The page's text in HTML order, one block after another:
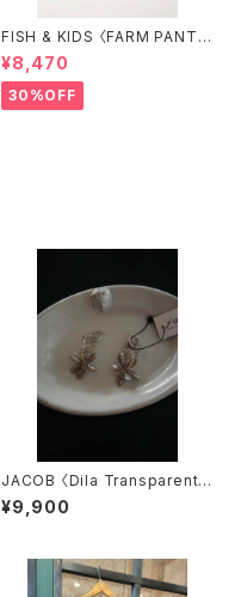
FISH & KIDS 〈FARM PANT
S〉
¥8,470
30%OFF
JACOB 〈Dila Transparent〉
5.5
¥9,900